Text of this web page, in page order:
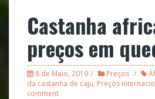
Castanha
preços em
8 de Maio, 2019 Preços
da castanha de caju, Preços
comment